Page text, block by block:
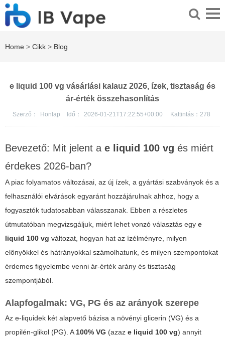
Home > Cikk > Blog
e liquid 100 vg vásárlási kalauz 2026, ízek, tisztaság és
ár-érték összehasonlítás
Szerző： Honlap Idő： 2026-01-21T17:22:55+00:00 Kattintás： 278
Bevezető: Mit jelent a e liquid 100 vg és miért
érdekes 2026-ban?
A piac folyamatos változásai, az új ízek, a gyártási szabványok és a
felhasználói elvárások egyaránt hozzájárulnak ahhoz, hogy a
fogyasztók tudatosabban válasszanak. Ebben a részletes
útmutatóban megvizsgáljuk, miért lehet vonzó választás egy e
liquid 100 vg változat, hogyan hat az ízélményre, milyen
előnyökkel és hátrányokkal számolhatunk, és milyen szempontokat
érdemes figyelembe venni ár-érték arány és tisztaság
szempontjából.
Alapfogalmak: VG, PG és az arányok szerepe
Az e-liquidek két alapvető bázisa a növényi glicerin (VG) és a
propilén-glikol (PG). A100% VG (azaz e liquid 100 vg) annyit